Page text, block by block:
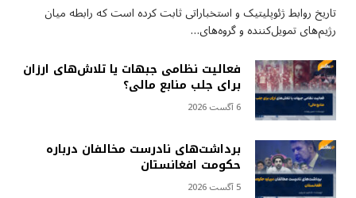
تاریخ روابط ژئوپلیتیک و استخباراتی ثابت کرده است که رابطه میان
رژیم‌های تمویل‌کننده و گروه‌های…
فعالیت نظامی جبهات یا تلاش‌های ارزان
برای جلب منابع مالی؟
6 آگست 2026
برداشت‌های نادرست مخالفان درباره
حکومت افغانستان
5 آگست 2026